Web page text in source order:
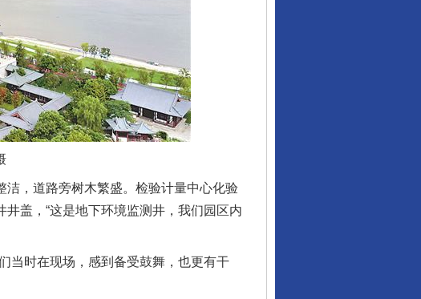
，道路旁树木繁盛。检验计量中心化验
盖，“这是地下环境监测井，我们园区内
时在现场，感到备受鼓舞，也更有干